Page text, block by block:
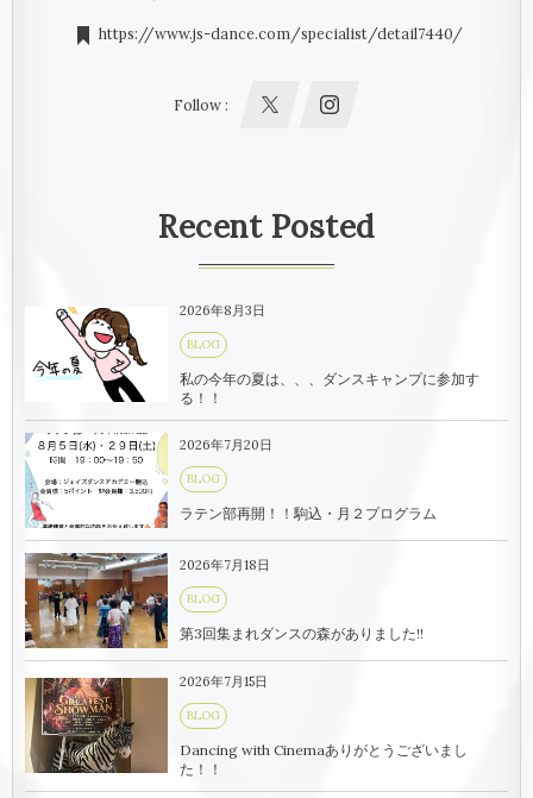
https://www.js-dance.com/specialist/detail7440/
Follow :
Recent Posted
2026年8月3日
BLOG
私の今年の夏は、、、ダンスキャンプに参加す
る！！
2026年7月20日
BLOG
ラテン部再開！！駒込・月２プログラム
2026年7月18日
BLOG
第3回集まれダンスの森がありました!!
2026年7月15日
BLOG
Dancing with Cinemaありがとうございまし
た！！